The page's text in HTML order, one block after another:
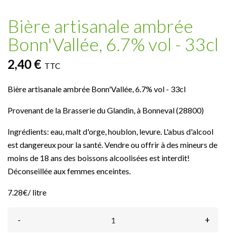
Bière artisanale ambrée
Bonn'Vallée, 6.7% vol - 33cl
2,40 € TTC
Bière artisanale ambrée Bonn'Vallée, 6.7% vol - 33cl
Provenant de la Brasserie du Glandin, à Bonneval (28800)
Ingrédients: eau, malt d'orge, houblon, levure. L'abus d'alcool
est dangereux pour la santé. Vendre ou offrir à des mineurs de
moins de 18 ans des boissons alcoolisées est interdit!
Déconseillée aux femmes enceintes.
7.28€/ litre
- +